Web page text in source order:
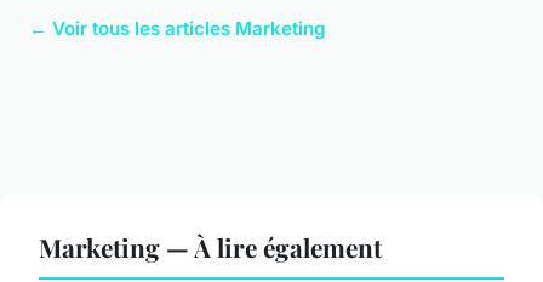
← Voir tous les articles Marketing
Marketing — À lire également